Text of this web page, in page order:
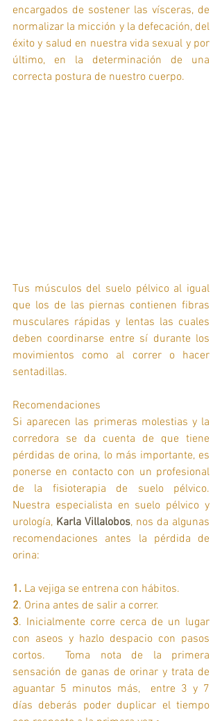
encargados de sostener las vísceras, de
normalizar la micción y la defecación, del
éxito y salud en nuestra vida sexual y por
último, en la determinación de una
correcta postura de nuestro cuerpo.
Tus músculos del suelo pélvico al igual
que los de las piernas contienen fibras
musculares rápidas y lentas las cuales
deben coordinarse entre sí durante los
movimientos como al correr o hacer
sentadillas.
Recomendaciones
Si aparecen las primeras molestias y la
corredora se da cuenta de que tiene
pérdidas de orina, lo más importante, es
ponerse en contacto con un profesional
de la fisioterapia de suelo pélvico.
Nuestra especialista en suelo pélvico y
urología, Karla Villalobos, nos da algunas
recomendaciones antes la pérdida de
orina:
1. La vejiga se entrena con hábitos.
2. Orina antes de salir a correr.
3. Inicialmente corre cerca de un lugar
con aseos y hazlo despacio con pasos
cortos.  Toma nota de la primera
sensación de ganas de orinar y trata de
aguantar 5 minutos más,  entre 3 y 7
días deberás poder duplicar el tiempo